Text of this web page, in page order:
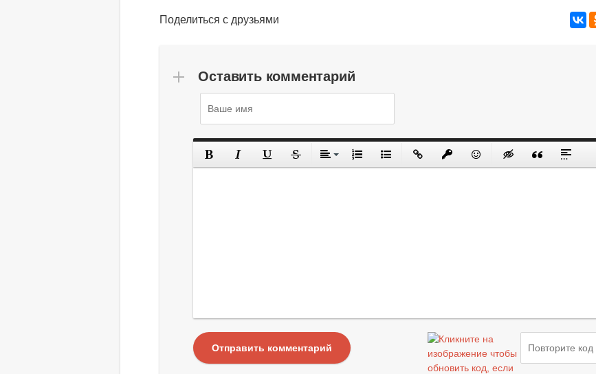
Поделиться с друзьями
Оставить комментарий
Отправить комментарий